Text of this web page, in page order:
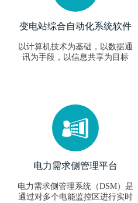
变电站综合自动化系统软件
以计算机技术为基础，以数据通
讯为手段，以信息共享为目标
电力需求侧管理平台
电力需求侧管理系统（DSM）是
通过对多个电能监控区进行实时